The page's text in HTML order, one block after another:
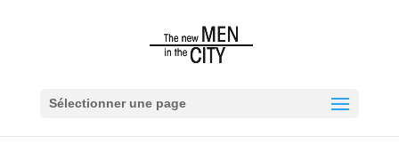
Sélectionner une page